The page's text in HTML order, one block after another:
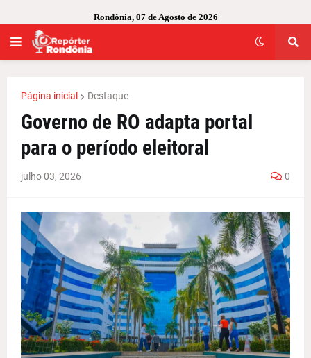
Rondônia, 07 de Agosto de 2026
Página inicial Destaque
Governo de RO adapta portal
para o período eleitoral
julho 03, 2026 0